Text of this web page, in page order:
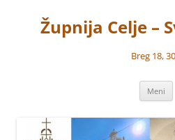
vsebinoŽupnija Celje –
Breg 18,
Meni